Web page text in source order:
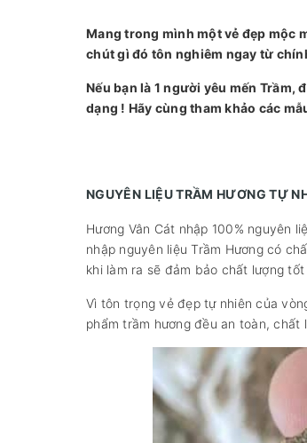
Mang trong mình một vẻ đẹp mộc
chút gì đó tôn nghiêm ngay từ
Nếu bạn là 1 người yêu mến Trầm,
dạng ! Hãy cùng tham khảo các
NGUYÊN LIỆU TRẦM HƯƠNG TỰ
Hương Vân Cát nhập 100% nguyên
nhập nguyên liệu Trầm Hương có
khi làm ra sẽ đảm bảo chất lượng
Vì tôn trọng vẻ đẹp tự nhiên của
phẩm trầm hương đều an toàn,